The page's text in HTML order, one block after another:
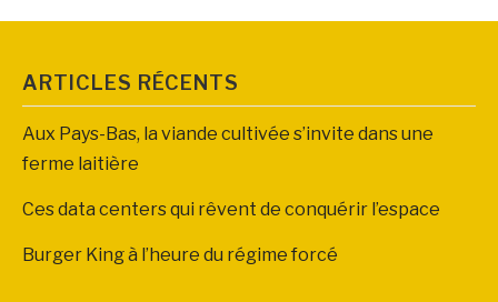
ARTICLES RÉCENTS
Aux Pays-Bas, la viande cultivée s’invite dans une
ferme laitière
Ces data centers qui rêvent de conquérir l’espace
Burger King à l’heure du régime forcé